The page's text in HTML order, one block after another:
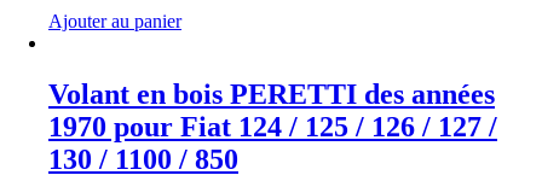
Ajouter au panier
Volant en bois PERETTI des années
1970 pour Fiat 124 / 125 / 126 / 127 /
130 / 1100 / 850